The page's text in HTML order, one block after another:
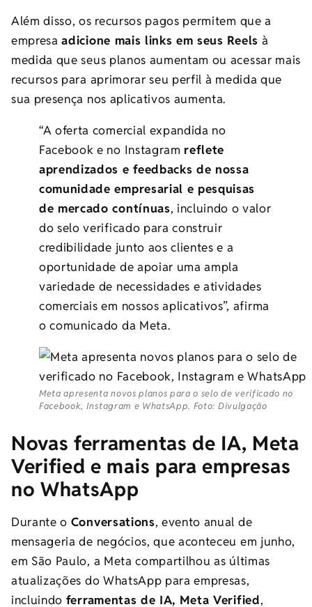
Além disso, os recursos pagos permitem que a
empresaadicione mais links em seus Reels à
medida que seus planos aumentam ou acessar mais
recursos para aprimorar seu perfil à medida que
sua presença nos aplicativos aumenta.
“A oferta comercial expandida no
Facebook e no Instagram reflete
aprendizados e feedbacks de nossa
comunidade empresarial e pesquisas
de mercado contínuas, incluindo o valor
do selo verificado para construir
credibilidade junto aos clientes e a
oportunidade de apoiar uma ampla
variedade de necessidades e atividades
comerciais em nossos aplicativos”, afirma
o comunicado da Meta.
Meta apresenta novos planos para o selo de verificado no
Facebook, Instagram e WhatsApp. Foto: Divulgação
Novas ferramentas de IA, Meta
Verified e mais para empresas
no WhatsApp
Durante o Conversations, evento anual de
mensageria de negócios, que aconteceu em junho,
em São Paulo, a Meta compartilhou as últimas
atualizações do WhatsApp para empresas,
incluindo ferramentas de IA, Meta Verified,